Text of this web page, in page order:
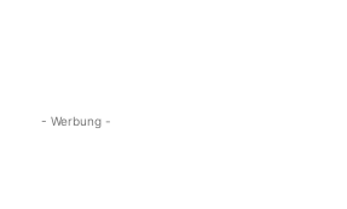
- Werbung -